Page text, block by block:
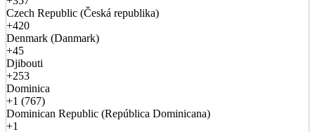
Czech Republic (Česká republika)
+420
Denmark (Danmark)
+45
Djibouti
+253
Dominica
+1 (767)
Dominican Republic (República Dominicana)
+1